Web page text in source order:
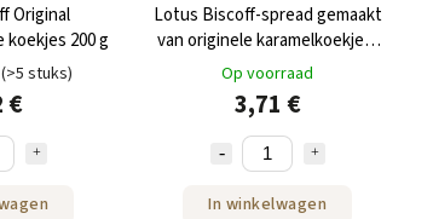
Original
200 g
(>5 stuks)
€
Lotus Biscoff-spread gemaakt
van originele karamelkoekjes,
krokant, 380 g
Op voorraad
3,71 €
In winkelwagen